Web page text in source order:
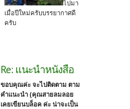
ไปมา
เมื่อปีใหม่ครับบรรยากาศดี
ครับ
Re: แนะนำหนังสือ
ขอบคุณค่ะ จะไปติดตาม ตาม
คำแนะนำ (คุณสายลมลอย
เคยเขียนบล็อค ค่ะ น่าจะเป็น